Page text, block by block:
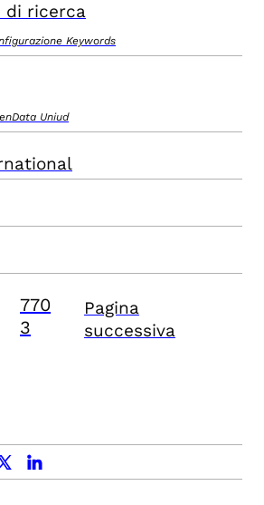
di ricerca
Keywords
Uniud
770
3
Pagina
successiva
linkedin